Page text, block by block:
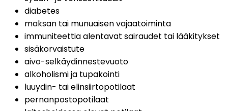
diabetes
maksan tai munuaisen vajaatoiminta
immuniteettia alentavat sairaudet tai lääkitykset
sisäkorvaistute
aivo-selkäydinnestevuoto
alkoholismi ja tupakointi
luuydin- tai elinsiirtopotilaat
pernanpostopotilaat